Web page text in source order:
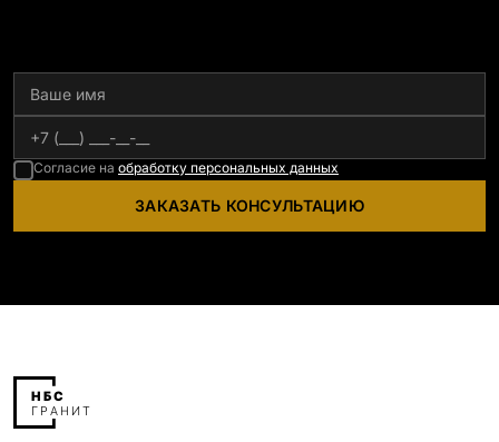
Согласие на обработку персональных данных
ЗАКАЗАТЬ КОНСУЛЬТАЦИЮ